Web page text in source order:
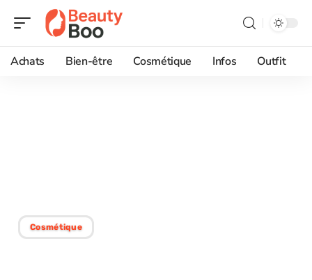
Achats Bien-être Cosmétique Infos Outfit
Cosmétique